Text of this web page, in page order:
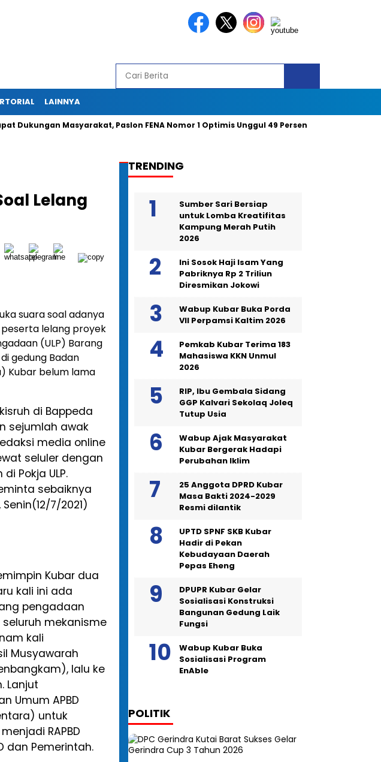
LAINNYA
Masyarakat, Paslon FENA Nomor 1 Optimis Unggul 49 Persen Suara
Lelang
suara soal adanya
lelang proyek
(ULP) Barang
gedung Badan
Kubar belum lama
di Bappeda
sejumlah awak
media online
seluler dengan
Pokja ULP.
sebaiknya
7/2021)
Kubar dua
kali ini ada
pengadaan
mekanisme
kali
Musyawarah
lalu ke
Lanjut
Umum APBD
untuk
RAPBD
dan Pemerintah.
TRENDING
Sumber Sari Bersiap
untuk Lomba Kreatifitas
Kampung Merah Putih
2026
Ini Sosok Haji Isam Yang
Pabriknya Rp 2 Triliun
Diresmikan Jokowi
Wabup Kubar Buka Porda
VII Perpamsi Kaltim 2026
Pemkab Kubar Terima 183
Mahasiswa KKN Unmul
2026
RIP, Ibu Gembala Sidang
GGP Kalvari Sekolaq Joleq
Tutup Usia
Wabup Ajak Masyarakat
Kubar Bergerak Hadapi
Perubahan Iklim
25 Anggota DPRD Kubar
Masa Bakti 2024-2029
Resmi dilantik
UPTD SPNF SKB Kubar
Hadir di Pekan
Kebudayaan Daerah
Pepas Eheng
DPUPR Kubar Gelar
Sosialisasi Konstruksi
Bangunan Gedung Laik
Fungsi
Wabup Kubar Buka
Sosialisasi Program
EnAble
POLITIK